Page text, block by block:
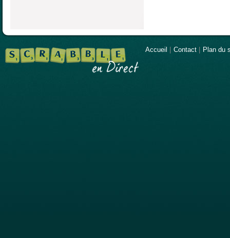
Accueil Contact Plan du